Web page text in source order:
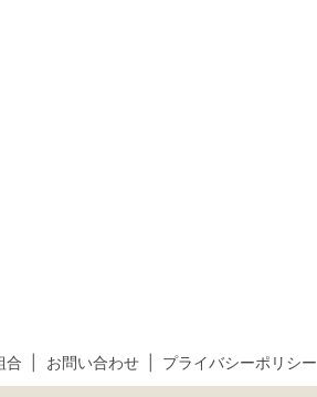
合 お問い合わせ プライバシーポリシー